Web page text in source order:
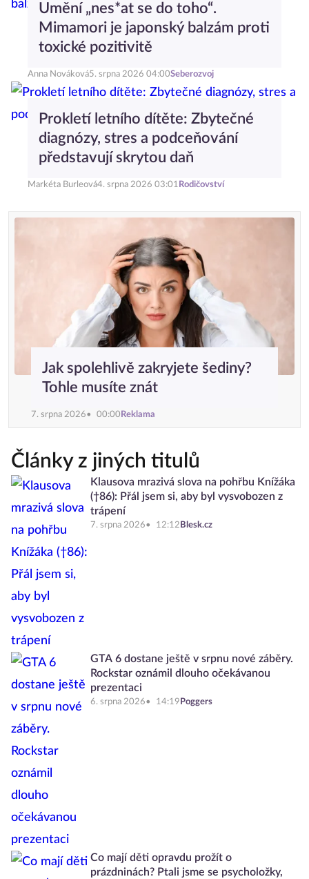
Umění „nes*at se do toho“.
Mimamori je japonský balzám proti
toxické pozitivitě
Anna Nováková5. srpna 2026 04:00Seberozvoj
Prokletí letního dítěte: Zbytečné
diagnózy, stres a podceňování
představují skrytou daň
Markéta Burleová4. srpna 2026 03:01 Rodičovství
Jak spolehlivě zakryjete šediny?
Tohle musíte znát
7. srpna 2026 00:00 Reklama
Články z jiných titulů
Klausova mrazivá slova na pohřbu Knížáka
(†86): Přál jsem si, aby byl vysvobozen z
trápení
7. srpna 2026 12:12 Blesk.cz
GTA 6 dostane ještě v srpnu nové záběry.
Rockstar oznámil dlouho očekávanou
prezentaci
6. srpna 2026 14:19 Poggers
Co mají děti opravdu prožít o
prázdninách? Ptali jsme se psycholožky,